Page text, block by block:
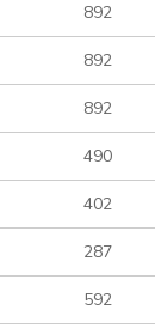
892
892
892
490
402
287
592